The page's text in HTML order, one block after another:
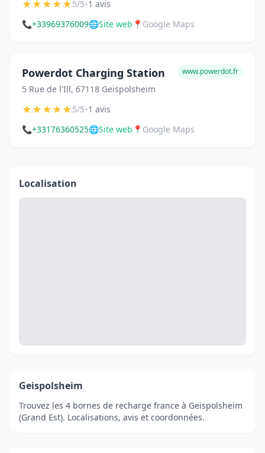
★★★★★5/5•1 avis
📞+33969376009🌐Site web 📍 Google Maps
Powerdot Charging Station
5 Rue de l'Ill, 67118 Geispolsheim
www.powerdot.fr
★★★★★5/5•1 avis
📞+33176360525🌐Site web 📍 Google Maps
Localisation
Geispolsheim
Trouvez les 4 bornes de recharge france à Geispolsheim
(Grand Est). Localisations, avis et coordonnées.